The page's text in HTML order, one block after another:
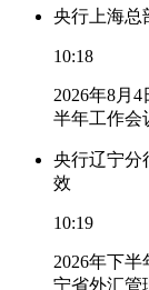
央行上海总
10:18
2026年8月
半年工作会
央行辽宁分
效
10:19
2026年下
宁省外汇管